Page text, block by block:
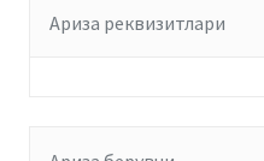
Ариза реквизитлари